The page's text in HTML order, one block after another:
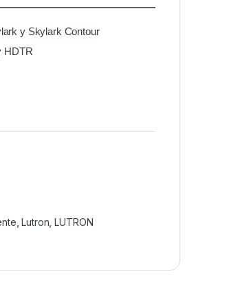
y Skylark Contour
HDTR
,Lutron ,LUTRON